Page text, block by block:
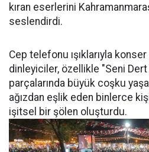
kıran eserlerini
seslendirdi.
Cep telefonu ışıklarıyla konser
dinleyiciler, özellikle "Seni
parçalarında büyük coşku
ağızdan eşlik eden binlerce
işitsel bir şölen oluşturdu.